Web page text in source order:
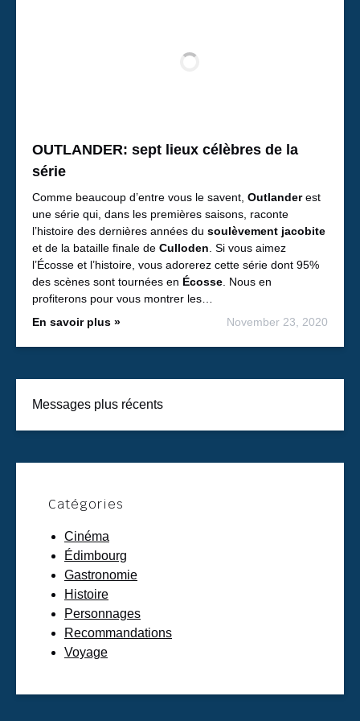
OUTLANDER: sept lieux célèbres de la
série
Comme beaucoup d’entre vous le savent, Outlanderest
une série qui, dans les premières saisons, raconte
l’histoire des dernières années du soulèvement jacobite
et de la bataille finale de Culloden . Si vous aimez
l’Écosse et l’histoire, vous adorerez cette série dont 95%
des scènes sont tournées en Écosse . Nous en
profiterons pour vous montrer les…
En savoir plus »
November 23, 2020
Messages plus récents
Catégories
Cinéma
Édimbourg
Gastronomie
Histoire
Personnages
Recommandations
Voyage